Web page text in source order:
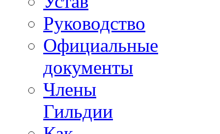
Руководство
Официальные
документы
Члены
Гильдии